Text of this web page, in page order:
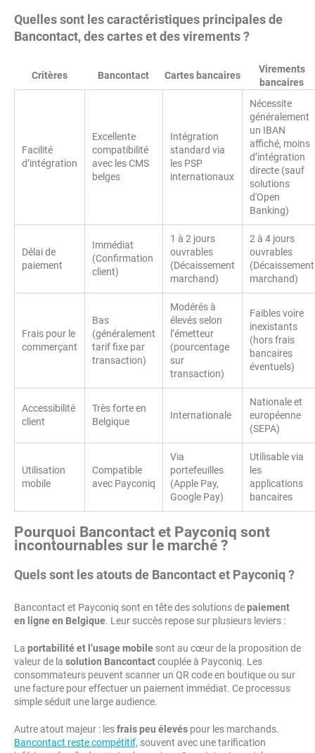
Quelles sont les caractéristiques principales de
Bancontact, des cartes et des virements ?
Critères Bancontact Cartes bancaires
Virements
bancaires
Facilité
d’intégration
Excellente
compatibilité
avec les CMS
belges
Intégration
standard via
les PSP
internationaux
Nécessite
généralement
un IBAN
affiché, moins
d’intégration
directe (sauf
solutions
d'Open
Banking)
Délai de
paiement
Immédiat
(Confirmation
client)
1 à 2 jours
ouvrables
(Décaissement
marchand)
2 à 4 jours
ouvrables
(Décaissement
marchand)
Frais pour le
commerçant
Bas
(généralement
tarif fixe par
transaction)
Modérés à
élevés selon
l’émetteur
(pourcentage
sur
transaction)
Faibles voire
inexistants
(hors frais
bancaires
éventuels)
Accessibilité
client
Très forte en
Belgique
Internationale
Nationale et
européenne
(SEPA)
Utilisation
mobile
Compatible
avec Payconiq
Via
portefeuilles
(Apple Pay,
Google Pay)
Utilisable via
les
applications
bancaires
Pourquoi Bancontact et Payconiq sont
incontournables sur le marché ?
Quels sont les atouts de Bancontact et Payconiq ?
Bancontact et Payconiq sont en tête des solutions depaiement
en ligne en Belgique. Leur succès repose sur plusieurs leviers :
La portabilité et l’usage mobile sont au cœur de la proposition de
valeur de la solution Bancontactcouplée à Payconiq. Les
consommateurs peuvent scanner un QR code en boutique ou sur
une facture pour effectuer un paiement immédiat. Ce processus
simple séduit une large audience.
Autre atout majeur : lesfrais peu élevés pour les marchands.
Bancontact reste compétitif, souvent avec une tarification